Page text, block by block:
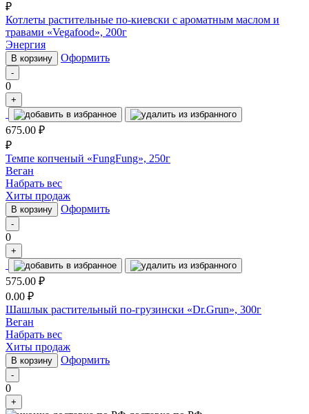
₽
Котлеты растительные по-киевски с ароматным маслом и
травами «Vegafood», 200г
Энергия
В корзину Оформить
-
0
+
675.00 ₽
₽
Темпе копченый «FungFung», 250г
Веган
Набрать вес
Хиты продаж
В корзину Оформить
-
0
+
575.00 ₽
0.00 ₽
Шашлык растительный по-грузински «Dr.Grun», 300г
Веган
Набрать вес
Хиты продаж
В корзину Оформить
-
0
+